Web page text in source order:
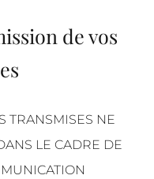
de vos
TRANSMISES NE
LE CADRE DE